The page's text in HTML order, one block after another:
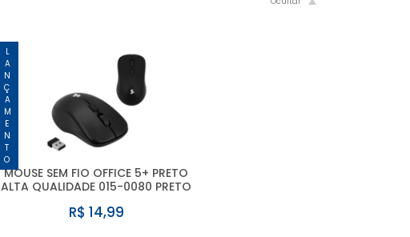
LANÇAMENTO
MOUSE SEM FIO OFFICE 5+ PRETO
ALTA QUALIDADE 015-0080 PRETO
R$ 14,99